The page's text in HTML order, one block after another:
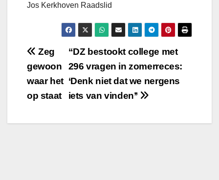
Jos Kerkhoven Raadslid
Bericht
navigatie
“DZ bestookt college met
296 vragen in zomerreces:
‘Denk niet dat we nergens
iets van vinden’’
Zeg
gewoon
waar het
op staat